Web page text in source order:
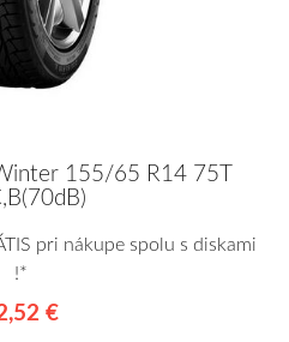
155/65 R14 75T
pri nákupe spolu s diskami
!*
€